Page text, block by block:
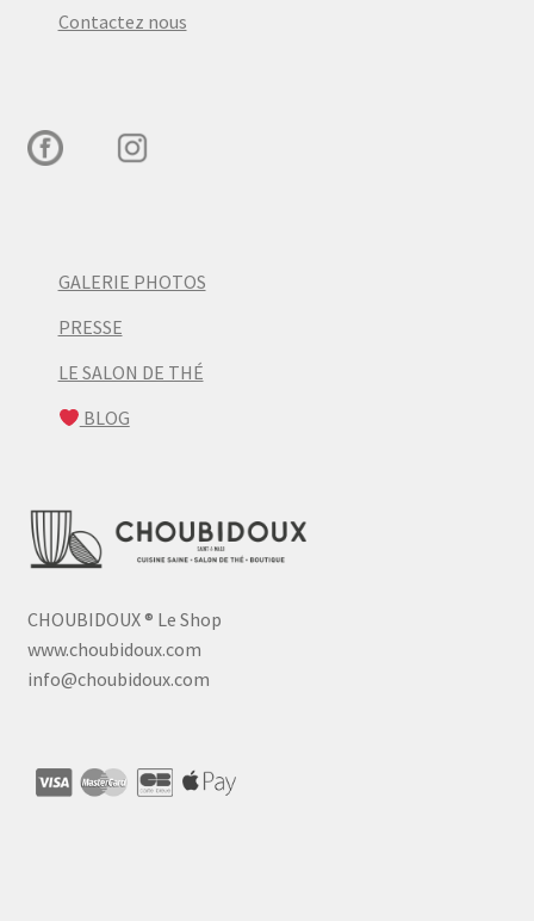
Contactez nous
GALERIE PHOTOS
PRESSE
LE SALON DE THÉ
BLOG
CHOUBIDOUX® Le Shop
www.choubidoux.com
info@choubidoux.com